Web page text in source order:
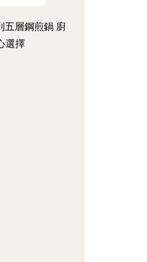
五層鋼煎鍋 廚
選擇